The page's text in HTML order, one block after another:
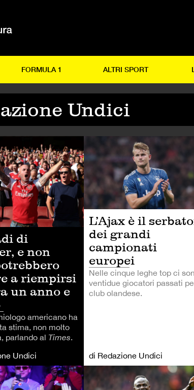
FORMULA 1 ALTRI SPORT
Undici
di
e non
a riempirsi
un anno e
americano ha
stima, non molto
parlando al Times.
Undici
L’Ajax è il
dei grandi
campionati
europei
Nelle cinque leghe top ci
ventidue giocatori passati
club olandese.
di Redazione Undici